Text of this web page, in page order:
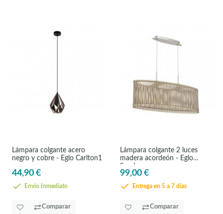
Lámpara colgante acero
negro y cobre - Eglo Carlton1
44,90 €
Envío Inmediato
Comparar
Lámpara colgante 2 luces
madera acordeón - Eglo
Sendero
99,00 €
Entrega en 5 a 7 días
Comparar